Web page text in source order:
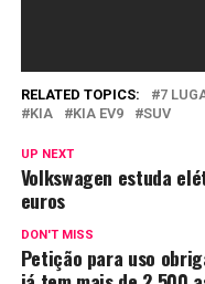
RELATED TOPICS: 7
KIA
KIA EV9 SUV
UP NEXT
Volkswagen estuda
euros
DON'T MISS
Petição para uso